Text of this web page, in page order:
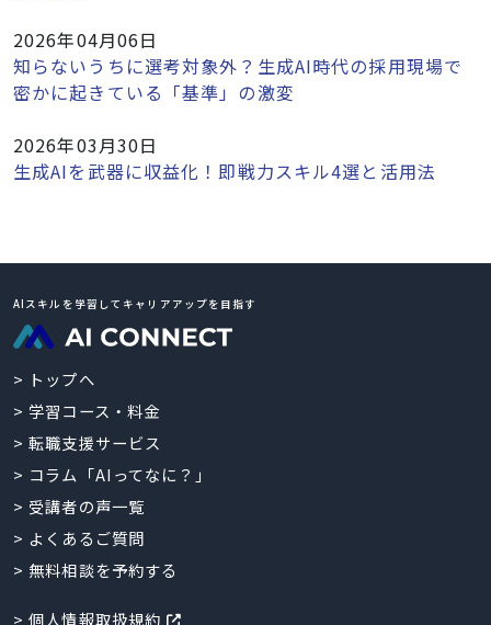
2026年04月06日
知らないうちに選考対象外？生成AI時代の採用現場で
密かに起きている「基準」の激変
2026年03月30日
生成AIを武器に収益化！即戦力スキル4選と活用法
AIスキルを学習してキャリアアップを目指す
トップへ
学習コース・料金
転職支援サービス
コラム「AIってなに？」
受講者の声一覧
よくあるご質問
無料相談を予約する
個人情報取扱規約